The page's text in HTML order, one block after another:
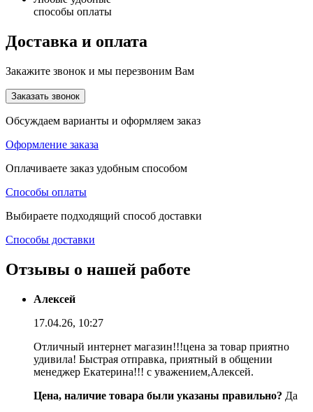
способы оплаты
Доставка и оплата
Закажите звонок и мы перезвоним Вам
Заказать звонок
Обсуждаем варианты и оформляем заказ
Оформление заказа
Оплачиваете заказ удобным способом
Способы оплаты
Выбираете подходящий способ доставки
Способы доставки
Отзывы о нашей работе
Алексей
17.04.26, 10:27
Отличный интернет магазин!!!цена за товар приятно
удивила! Быстрая отправка, приятный в общении
менеджер Екатерина!!! с уважением,Алексей.
Цена, наличие товара были указаны правильно? Да